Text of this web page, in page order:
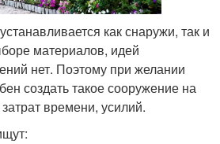
как снаружи, так и
материалов, идей
нет. Поэтому при желании
создать такое сооружение на
времени, усилий.